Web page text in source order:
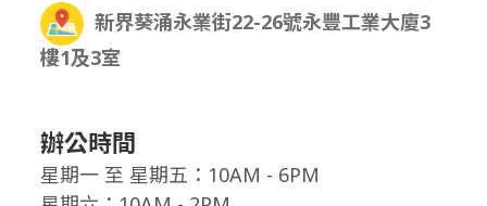
新界葵涌永業街22-26號永豐工業大廈3
樓1及3室
辦公時間
星期一 至 星期五：10AM - 6PM